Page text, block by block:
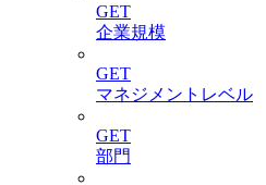
GET
企業規模
GET
マネジメントレベル
GET
部門